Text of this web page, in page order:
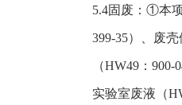
5.4固废：①本
399-35）、废
（HW49：
实验室废液（